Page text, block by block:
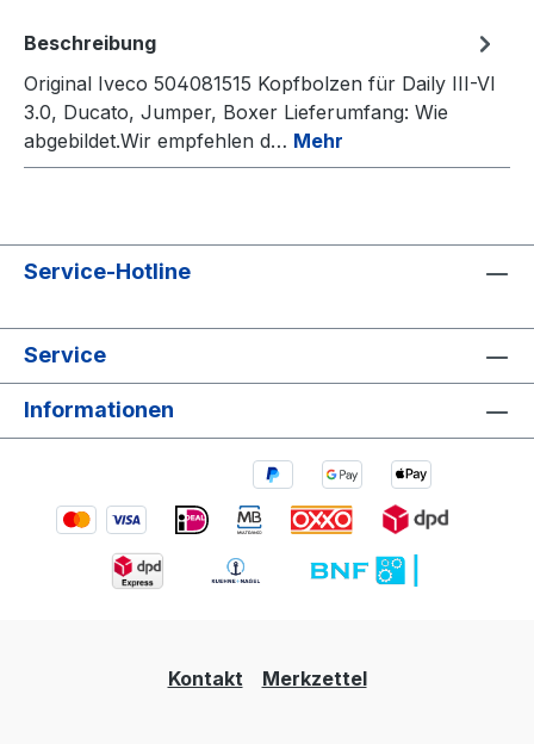
Beschreibung
Original Iveco 504081515 Kopfbolzen für Daily III-VI
3.0, Ducato, Jumper, Boxer Lieferumfang: Wie
abgebildet.Wir empfehlen d… Mehr
Service-Hotline
Service
Informationen
Kontakt Merkzettel